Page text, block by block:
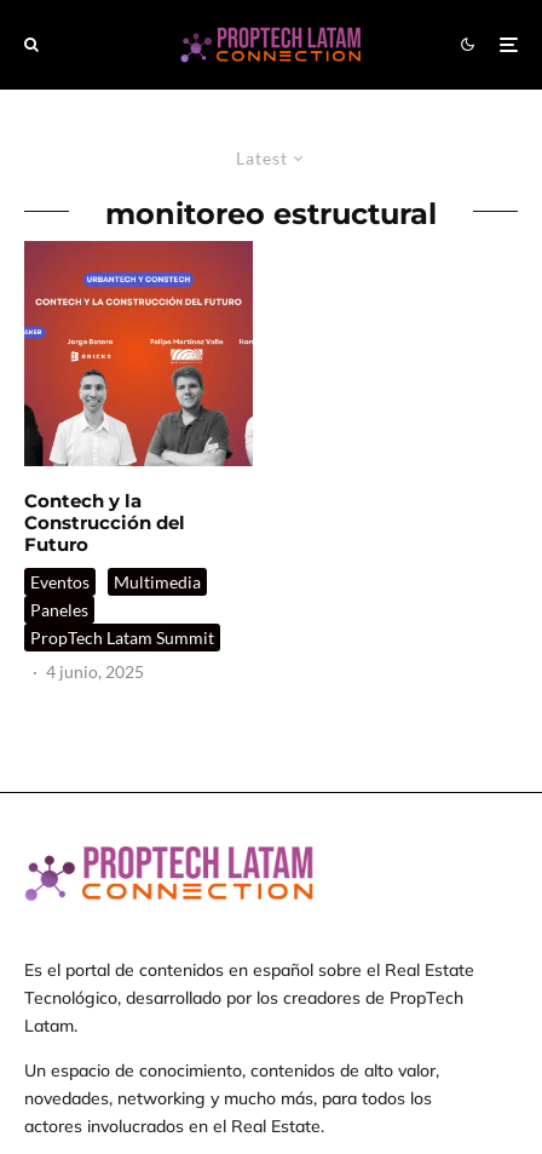
Latest
monitoreo estructural
Contech y la
Construcción del
Futuro
Eventos
Multimedia
Paneles
PropTech Latam Summit
· 4 junio, 2025
Es el portal de contenidos en español sobre el Real Estate
Tecnológico, desarrollado por los creadores de PropTech
Latam.
Un espacio de conocimiento, contenidos de alto valor,
novedades, networking y mucho más, para todos los
actores involucrados en el Real Estate.